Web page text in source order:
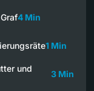
4 Min
1 Min
und
3 Min